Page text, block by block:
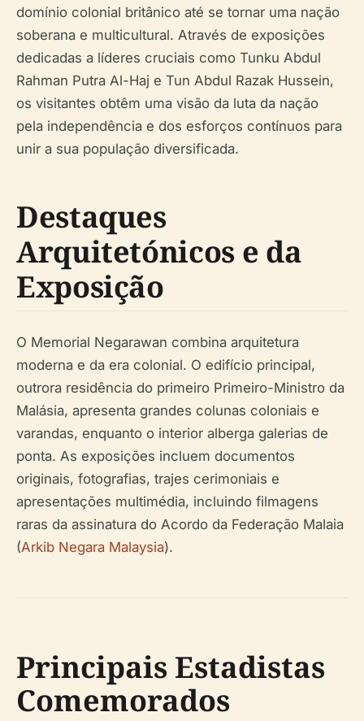
domínio colonial britânico até se tornar uma nação
soberana e multicultural. Através de exposições
dedicadas a líderes cruciais como Tunku Abdul
Rahman Putra Al-Haj e Tun Abdul Razak Hussein,
os visitantes obtêm uma visão da luta da nação
pela independência e dos esforços contínuos para
unir a sua população diversificada.
Destaques
Arquitetónicos e da
Exposição
O Memorial Negarawan combina arquitetura
moderna e da era colonial. O edifício principal,
outrora residência do primeiro Primeiro-Ministro da
Malásia, apresenta grandes colunas coloniais e
varandas, enquanto o interior alberga galerias de
ponta. As exposições incluem documentos
originais, fotografias, trajes cerimoniais e
apresentações multimédia, incluindo filmagens
raras da assinatura do Acordo da Federação Malaia
(Arkib Negara Malaysia).
Principais Estadistas
Comemorados